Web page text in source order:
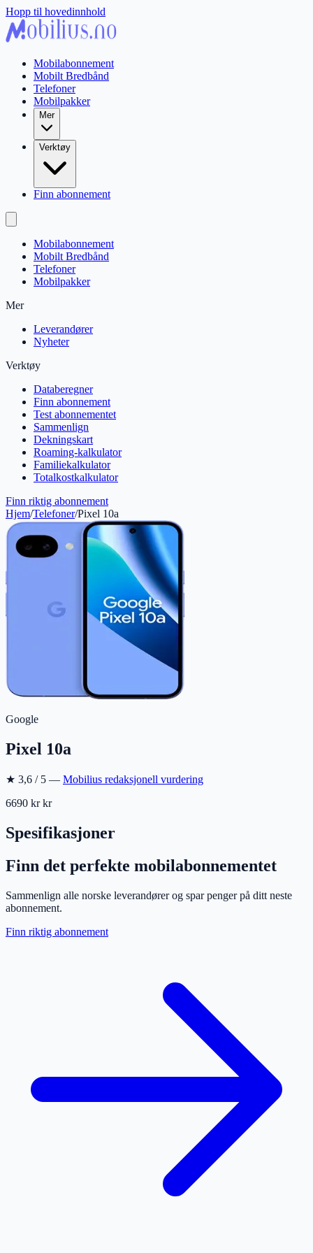
Hopp til hovedinnhold
Mobilabonnement
Mobilt Bredbånd
Telefoner
Mobilpakker
Mer
Verktøy
Finn abonnement
Mobilabonnement
Mobilt Bredbånd
Telefoner
Mobilpakker
Mer
Leverandører
Nyheter
Verktøy
Databeregner
Finn abonnement
Test abonnementet
Sammenlign
Dekningskart
Roaming-kalkulator
Familiekalkulator
Totalkostkalkulator
Finn riktig abonnement
Hjem/Telefoner/Pixel 10a
Google
Pixel 10a
★ 3,6 / 5 — Mobilius redaksjonell vurdering
6690 krkr
Spesifikasjoner
Finn det perfekte mobilabonnementet
Sammenlign alle norske leverandører og spar penger på ditt neste
abonnement.
Finn riktig abonnement